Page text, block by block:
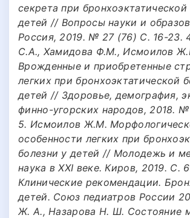
секрета при бронхоэктатической
детей // Вопросы науки и
Россия, 2019. № 27 (76) С. 16-23.
С.А., Хамидова Ф.М., Исмоилов
Врожденные и приобретенные
легких при бронхоэктатической
детей // Здоровье, демография,
финно-угорских народов, 2018.
5. Исмоилов Ж.М.
особенности легких при
болезни у детей // Молодежь и
наука в XXI веке. Киров, 2019. С.
Клинические рекомендации.
детей. Союз педиатров России
Ж. А., Назарова Н. Ш. Состояние